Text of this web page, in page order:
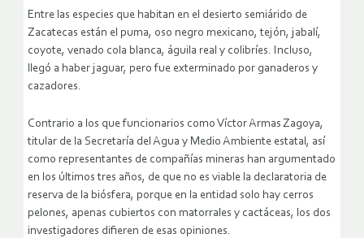
Entre las especies que habitan en el desierto semiárido de
Zacatecas están el puma, oso negro mexicano, tejón, jabalí,
coyote, venado cola blanca, águila real y colibríes. Incluso,
llegó a haber jaguar, pero fue exterminado por ganaderos y
cazadores.
Contrario a los que funcionarios como Víctor Armas Zagoya,
titular de la Secretaría del Agua y Medio Ambiente estatal, así
como representantes de compañías mineras han argumentado
en los últimos tres años, de que no es viable la declaratoria de
reserva de la biósfera, porque en la entidad solo hay cerros
pelones, apenas cubiertos con matorrales y cactáceas, los dos
investigadores difieren de esas opiniones.